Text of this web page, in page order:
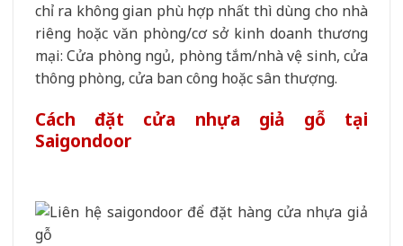
chỉ ra không gian phù hợp nhất thì dùng cho nhà
riêng hoặc văn phòng/cơ sở kinh doanh thương
mại: Cửa phòng ngủ, phòng tắm/nhà vệ sinh, cửa
thông phòng, cửa ban công hoặc sân thượng.
Cách đặt cửa nhựa giả gỗ tại
Saigondoor